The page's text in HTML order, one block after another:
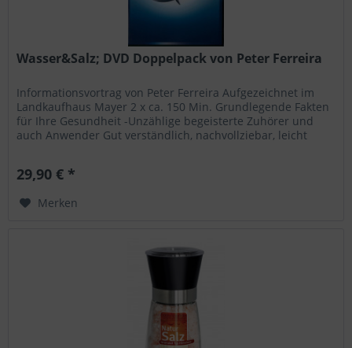
Wasser&Salz; DVD Doppelpack von Peter Ferreira
Informationsvortrag von Peter Ferreira Aufgezeichnet im
Landkaufhaus Mayer 2 x ca. 150 Min. Grundlegende Fakten
für Ihre Gesundheit -Unzählige begeisterte Zuhörer und
auch Anwender Gut verständlich, nachvollziebar, leicht
29,90 € *
Merken